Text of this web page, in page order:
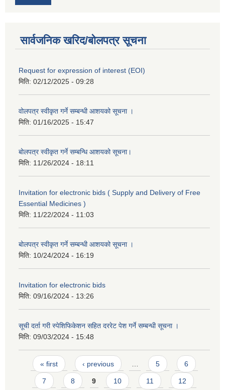
सार्वजनिक खरिद/बोलपत्र सूचना
Request for expression of interest (EOI)
मिति: 02/12/2025 - 09:28
वोलपत्र स्वीकृत गर्ने सम्बन्धी आशयको सूचना ।
मिति: 01/16/2025 - 15:47
बोलपत्र स्वीकृत गर्ने सम्बन्धि आशयको सूचना।
मिति: 11/26/2024 - 18:11
Invitation for electronic bids ( Supply and Delivery of Free
Essential Medicines )
मिति: 11/22/2024 - 11:03
बोलपत्र स्वीकृत गर्ने सम्बन्धी आशयको सूचना ।
मिति: 10/24/2024 - 16:19
Invitation for electronic bids
मिति: 09/16/2024 - 13:26
सूची दर्ता गरी स्पेशिफिकेशन सहित दररेट पेश गर्ने सम्बन्धी सूचना ।
मिति: 09/03/2024 - 15:48
Pages
« first ‹ previous … 5 6
7 8 9 10 11 12